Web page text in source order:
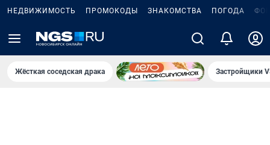
НЕДВИЖИМОСТЬ ПРОМОКОДЫ ЗНАКОМСТВА ПОГОДА
Жёсткая соседская драка Застройщики